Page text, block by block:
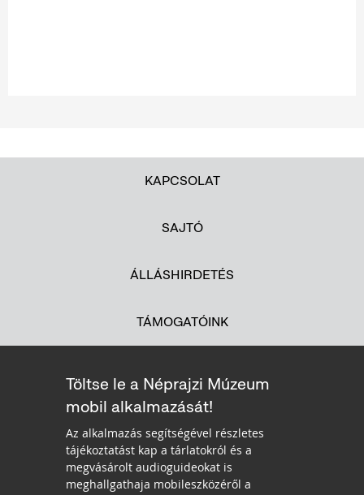
KAPCSOLAT
SAJTÓ
ÁLLÁSHIRDETÉS
TÁMOGATÓINK
Töltse le a Néprajzi Múzeum
mobil alkalmazását!
Az alkalmazás segítségével részletes
tájékoztatást kap a tárlatokról és a
megvásárolt audioguideokat is
meghallgathaja mobileszközéről a